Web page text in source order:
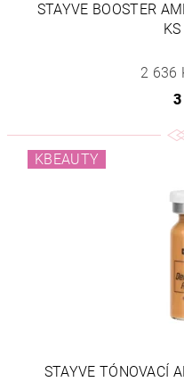
STAYVE BOOSTER
2 636
3
KBEAUTY
STAYVE TÓNOVACÍ